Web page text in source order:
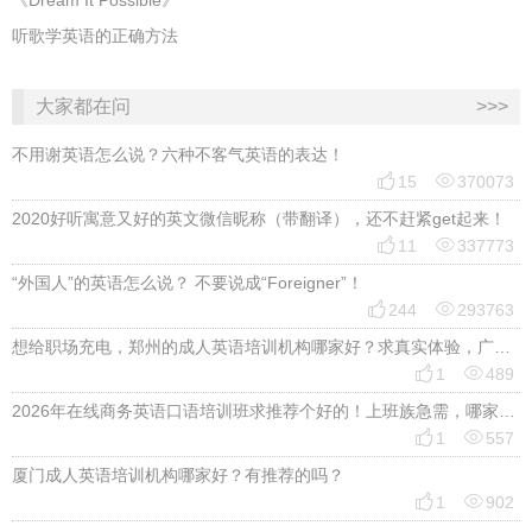
听歌学英语的正确方法
大家都在问 >>>
不用谢英语怎么说？六种不客气英语的表达！
 15 370073
2020好听寓意又好的英文微信昵称（带翻译），还不赶紧get起来！
 11 337773
“外国人”的英语怎么说？ 不要说成“Foreigner”！
 244 293763
想给职场充电，郑州的成人英语培训机构哪家好？求真实体验，广告勿扰，感谢！
 1 489
2026年在线商务英语口语培训班求推荐个好的！上班族急需，哪家好？
 1 557
厦门成人英语培训机构哪家好？有推荐的吗？
 1 902